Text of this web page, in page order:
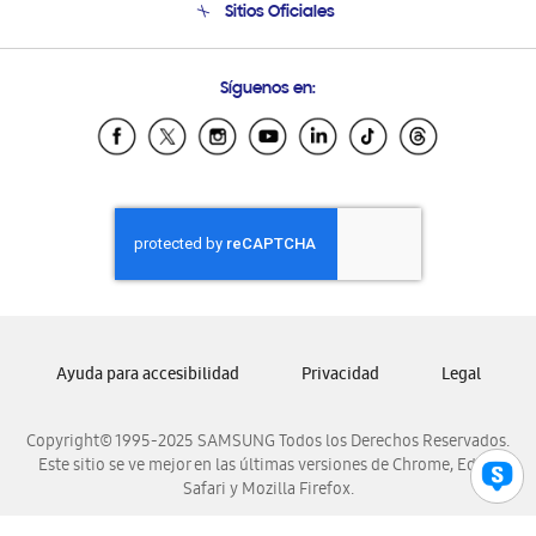
Condiciones de Compra
Soporte vía eMail
Sitios Oficiales
Samsung Ecuador
Samsung El Salvador
Samsung Honduras
Samsung Nicaragua
Samsung Panamá
Samsung Venezuela
Síguenos en:
Copyright© 1995-2025 SAMSUNG Todos los Derechos Reservados.
Este sitio se ve mejor en las últimas versiones de Chrome, Edge,
Safari y Mozilla Firefox.
Ayuda para accesibilidad Privacidad Legal